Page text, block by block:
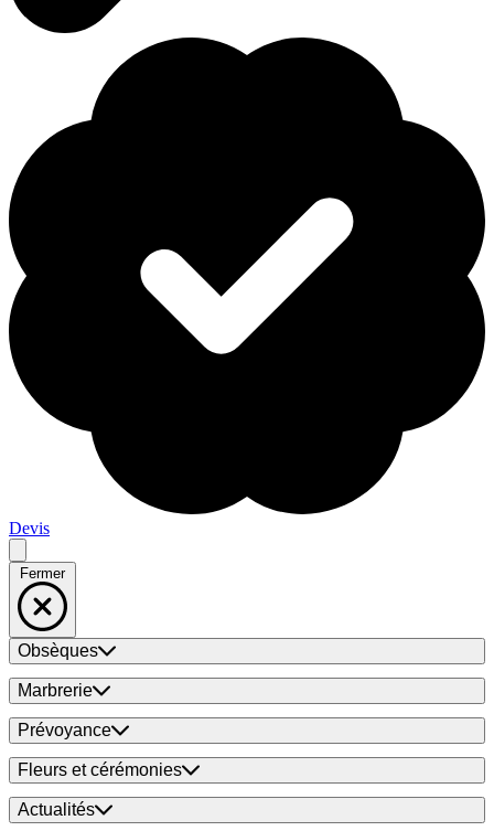
Devis
Fermer
Obsèques
Marbrerie
Prévoyance
Fleurs et cérémonies
Actualités